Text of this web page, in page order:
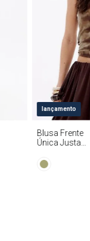
lançamento
Blusa Frente
Única Justa